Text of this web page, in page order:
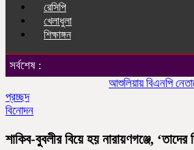
রেসিপি
খেলাধুলা
শিক্ষাঙ্গন
সর্বশেষ :
আশুলিয়ায় বিএনপি নেতাকে
প্রচ্ছদ
বিনোদন
শাকিব-বুবলীর বিয়ে হয় নারায়ণগঞ্জে, ‘তাদের